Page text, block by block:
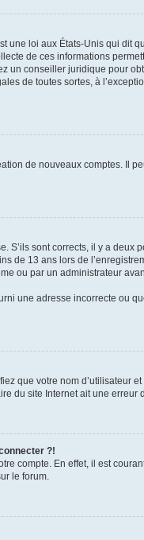
une loi aux États-Unis qui dit
de ces informations
un conseiller juridique pour
de toutes sortes, à
de nouveaux comptes. Il
S’ils sont corrects, il y a deux
de 13 ans lors de
ou par un administrateur
une adresse incorrecte ou
que votre nom d’utilisateur
du site Internet ait une erreur
?!
compte. En effet, il est
le forum.